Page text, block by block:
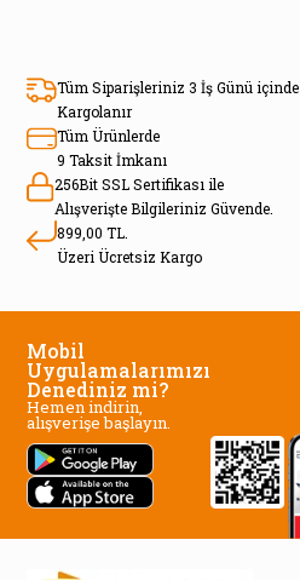
Tüm Siparişleriniz 3 İş Günü içinde
Kargolanır
Tüm Ürünlerde
9 Taksit İmkanı
256Bit SSL Sertifikası ile
Alışverişte Bilgileriniz Güvende.
899,00 TL.
Üzeri Ücretsiz Kargo
Mobil
Uygulamalarımızı
Denediniz mi?
Hemen indirin,
alışverişe başlayın.